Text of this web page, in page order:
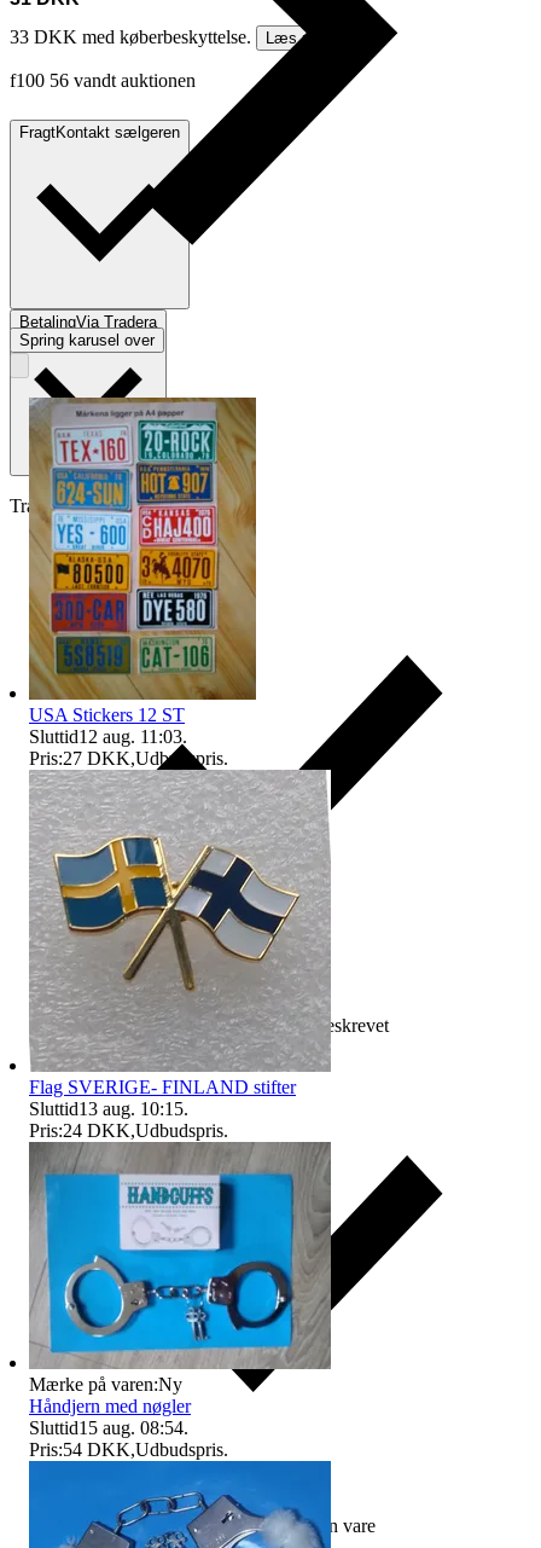
33 DKK med køberbeskyttelse.
Læs mere
f100 56 vandt auktionen
FragtKontakt sælgeren
BetalingVia Tradera
Traderas køberbeskyttelse
Erstatning hvis varen ikke er som beskrevet
Erstatning hvis du ikke modtager din vare
Spring karusel over
USA Stickers 12 ST
Sluttid12 aug. 11:03.
Pris:27 DKK,Udbudspris.
Flag SVERIGE- FINLAND stifter
Sluttid13 aug. 10:15.
Pris:24 DKK,Udbudspris.
Mærke på varen:Ny
Håndjern med nøgler
Sluttid15 aug. 08:54.
Pris:54 DKK,Udbudspris.